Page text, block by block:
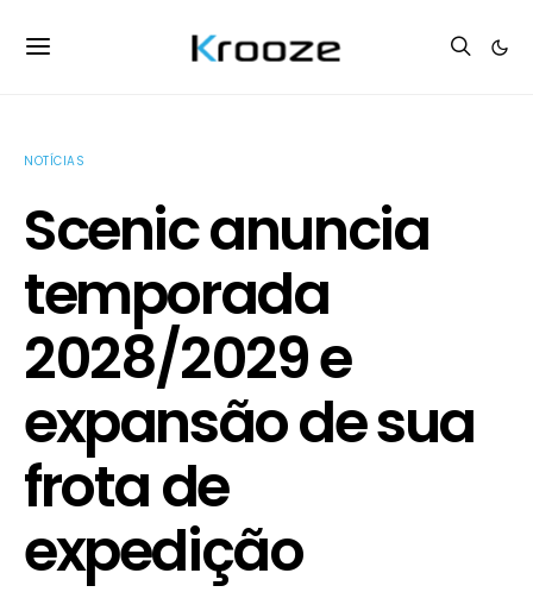
NOTÍCIAS
Scenic anuncia
temporada
2028/2029 e
expansão de sua
frota de
expedição